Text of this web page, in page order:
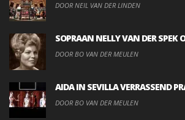
DOOR NEIL VAN DER LINDEN
SOPRAAN NELLY VAN DER SPEK
DOOR BO VAN DER MEULEN
AIDA IN SEVILLA VERRASSEND
DOOR BO VAN DER MEULEN